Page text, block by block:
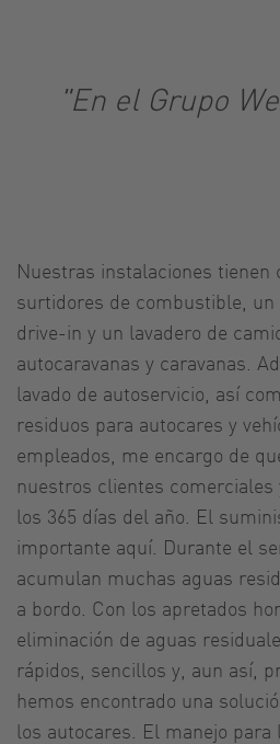
"En el Grupo
Nuestras instalaciones tienen
surtidores de combustible,
drive-in y un lavadero de
autocaravanas y caravanas.
lavado de autoservicio, así
residuos para autocares y
empleados, me encargo de
nuestros clientes comerciales
los 365 días del año. El
importante aquí. Durante el
acumulan muchas aguas
a bordo. Con los apretados
eliminación de aguas
rápidos, sencillos y, aun así,
hemos encontrado una
los autocares. El manejo